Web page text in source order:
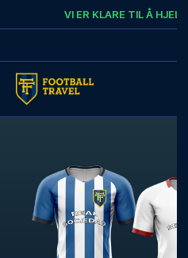
Skip to contentVI ER KLARE TIL Å HJELPE